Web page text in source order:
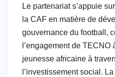
Le partenariat s’appuie
la CAF en matière de
gouvernance du football,
l’engagement de TECNO
jeunesse africaine à
l’investissement social.